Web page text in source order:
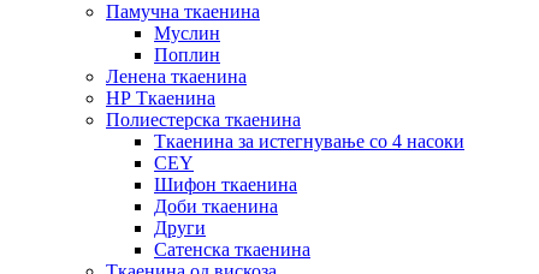
Памучна ткаенина
Муслин
Поплин
Ленена ткаенина
НР Ткаенина
Полиестерска ткаенина
Ткаенина за истегнување со 4 насоки
CEY
Шифон ткаенина
Доби ткаенина
Други
Сатенска ткаенина